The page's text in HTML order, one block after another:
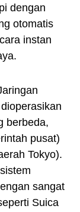
dengan
otomatis
instan
berbeda,
pusat)
Tokyo).
sangat
Suica